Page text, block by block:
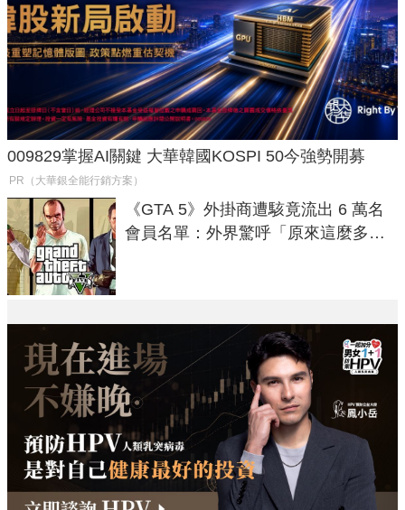
009829掌握AI關鍵 大華韓國KOSPI 50今強勢開募
PR（大華銀全能行銷方案）
《GTA 5》外掛商遭駭竟流出 6 萬名
會員名單：外界驚呼「原來這麼多人